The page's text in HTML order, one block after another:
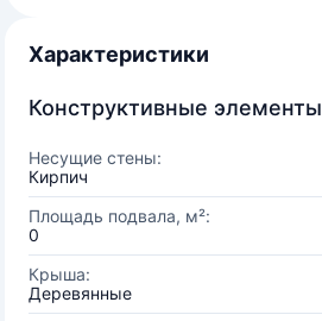
Характеристики
Конструктивные элементы
Несущие стены:
Кирпич
Площадь подвала, м²:
0
Крыша:
Деревянные